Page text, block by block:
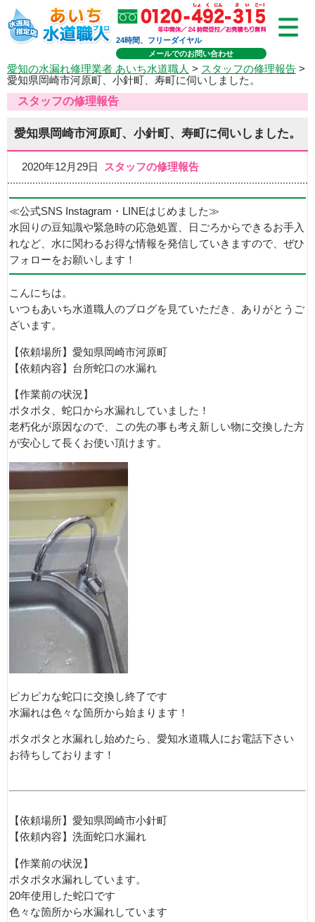
24時間、フリーダイヤル
メールでのお問い合わせ
愛知の水漏れ修理業者 あいち水道職人 > スタッフの修理報告 >
愛知県岡崎市河原町、小針町、寿町に伺いしました。
スタッフの修理報告
愛知県岡崎市河原町、小針町、寿町に伺いしました。
2020年12月29日 スタッフの修理報告
≪公式SNS Instagram・LINEはじめました≫
水回りの豆知識や緊急時の応急処置、日ごろからできるお手入
れなど、水に関わるお得な情報を発信していきますので、ぜひ
フォローをお願いします！
こんにちは。
いつもあいち水道職人のブログを見ていただき、ありがとうご
ざいます。
【依頼場所】愛知県岡崎市河原町
【依頼内容】台所蛇口の水漏れ
【作業前の状況】
ポタポタ、蛇口から水漏れしていました！
老朽化が原因なので、この先の事も考え新しい物に交換した方
が安心して長くお使い頂けます。
ピカピカな蛇口に交換し終了です
水漏れは色々な箇所から始まります！
ポタポタと水漏れし始めたら、愛知水道職人にお電話下さい
お待ちしております！
【依頼場所】愛知県岡崎市小針町
【依頼内容】洗面蛇口水漏れ
【作業前の状況】
ポタポタ水漏れしています。
20年使用した蛇口です
色々な箇所から水漏れしています